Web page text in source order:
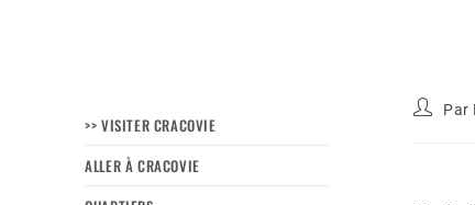
>> VISITER CRACOVIE
ALLER À CRACOVIE
Par